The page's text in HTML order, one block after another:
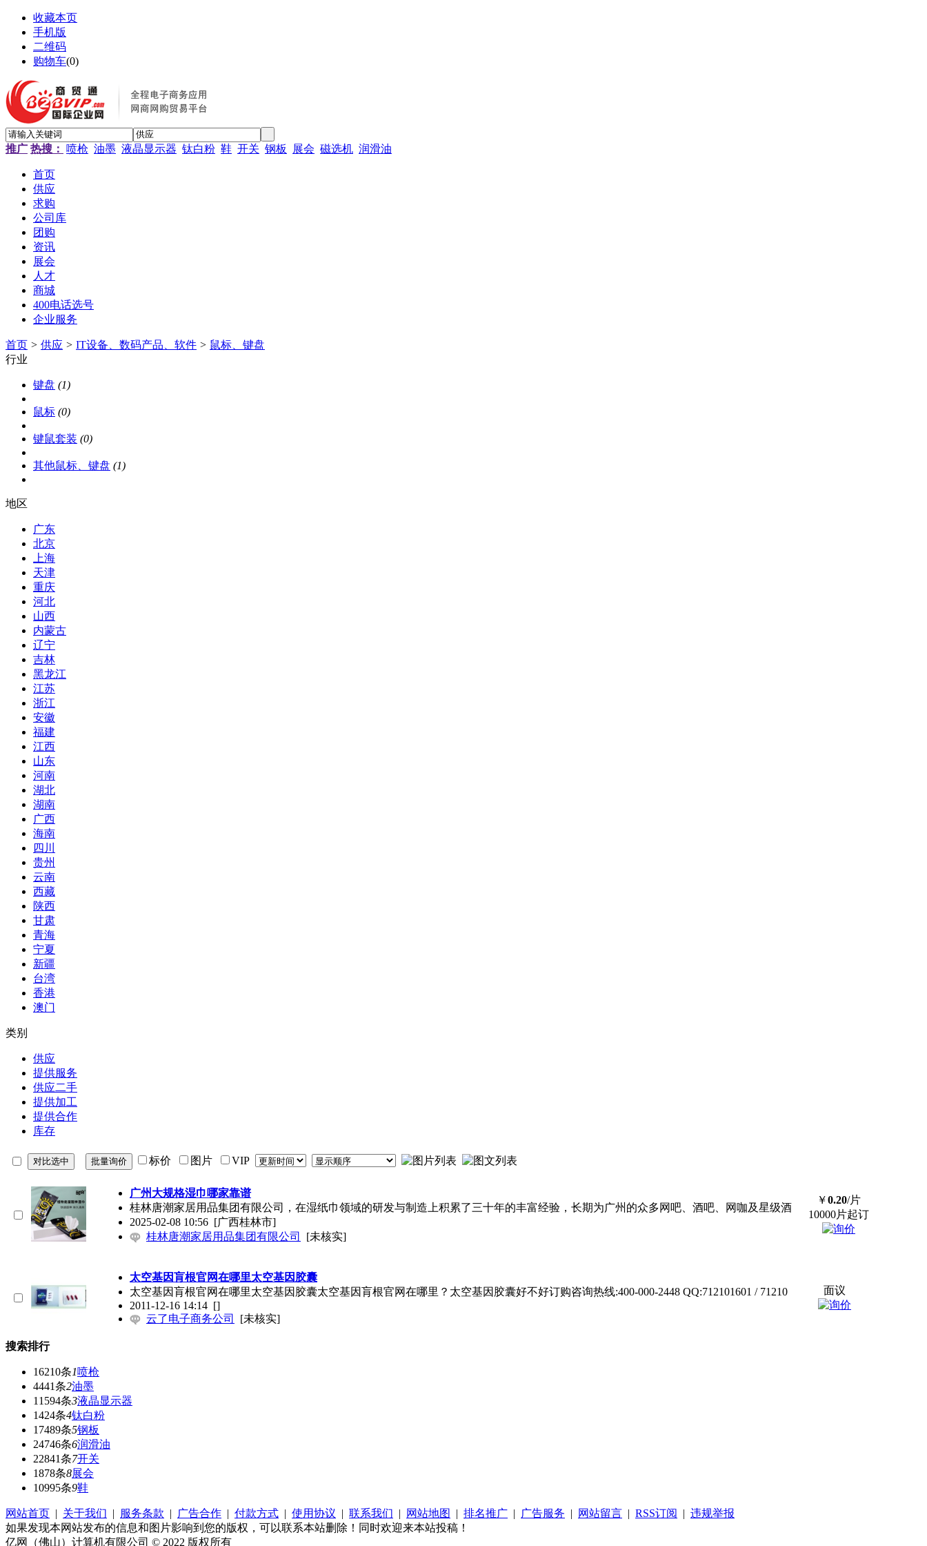
收藏本页
手机版
二维码
购物车(0)
推广 热搜： 喷枪 油墨 液晶显示器 钛白粉 鞋 开关 钢板 展会 磁选机 润滑油
首页
供应
求购
公司库
团购
资讯
展会
人才
商城
400电话选号
企业服务
首页 > 供应 > IT设备、数码产品、软件 > 鼠标、键盘
行业
键盘 (1)
鼠标 (0)
键鼠套装 (0)
其他鼠标、键盘 (1)
地区
广东
北京
上海
天津
重庆
河北
山西
内蒙古
辽宁
吉林
黑龙江
江苏
浙江
安徽
福建
江西
山东
河南
湖北
湖南
广西
海南
四川
贵州
云南
西藏
陕西
甘肃
青海
宁夏
新疆
台湾
香港
澳门
类别
供应
提供服务
供应二手
提供加工
提供合作
库存
标价 图片 VIP
广州大规格湿巾哪家靠谱
桂林唐潮家居用品集团有限公司，在湿纸巾领域的研发与制造上积累了三十年的丰富经验，长期为广州的众多网吧、酒吧、网咖及星级酒
2025-02-08 10:56 [广西桂林市]
桂林唐潮家居用品集团有限公司
[未核实]
￥0.20/片
10000片起订
太空基因肓根官网在哪里太空基因胶囊
太空基因肓根官网在哪里太空基因胶囊太空基因肓根官网在哪里？太空基因胶囊好不好订购咨询热线:400-000-2448 QQ:712101601 / 71210
2011-12-16 14:14 []
云了电子商务公司
[未核实]
面议
搜索排行
16210条1喷枪
4441条2油墨
11594条3液晶显示器
1424条4钛白粉
17489条5钢板
24746条6润滑油
22841条7开关
1878条8展会
10995条9鞋
网站首页 | 关于我们 | 服务条款 | 广告合作 | 付款方式 | 使用协议 | 联系我们 | 网站地图 | 排名推广 | 广告服务 | 网站留言 | RSS订阅 | 违规举报
如果发现本网站发布的信息和图片影响到您的版权，可以联系本站删除！同时欢迎来本站投稿！
亿网（佛山）计算机有限公司 © 2022 版权所有